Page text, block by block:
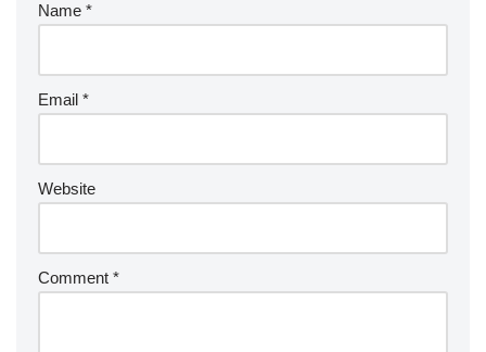
Name *
Email *
Website
Comment *